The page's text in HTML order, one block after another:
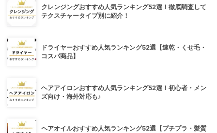
クレンジングおすすめ人気ランキング52選！徹底調査して
テクスチャータイプ別に紹介！
ドライヤーおすすめ人気ランキング52選【速乾・くせ毛・
コスパ商品】
ヘアアイロンおすすめ人気ランキング52選！初心者・メン
ズ向け・海外対応も♪
ヘアオイルおすすめ人気ランキング52選【プチプラ・髪質